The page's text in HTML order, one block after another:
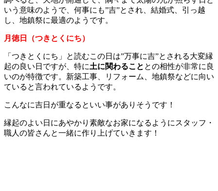
いう意味のようで、何事にも”吉”とされ、結婚式、引っ越
し、地鎮祭に最適のようです。
月徳日（つきとくにち）
「つきとくにち」と読むこの日は”万事に吉”とされる大変縁
起の良い日ですが、特に土に関わること との相性が非常に良
いのが特徴です。新築工事、リフォーム、地鎮祭などに向い
ていると言われているようです。
こんなに吉日が重なるといい事がありそうです！
縁起のよい日にあやかり素敵なお家になるようにスタッフ・
職人の皆さんと一緒に作り上げていきます！